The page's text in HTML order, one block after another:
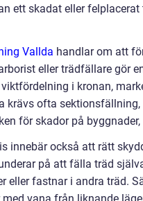
ett skadat eller
Vallda handlar om att
eller trädfällare gör
i kronan,
krävs ofta
för skador på
innebär också att rätt
på att fälla träd
eller fastnar i andra träd.